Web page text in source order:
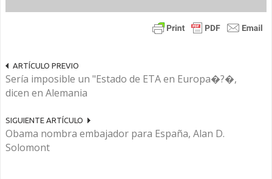
ARTÍCULO PREVIO
Sería imposible un "Estado de ETA en Europa�?�,
dicen en Alemania
SIGUIENTE ARTÍCULO
Obama nombra embajador para España, Alan D.
Solomont